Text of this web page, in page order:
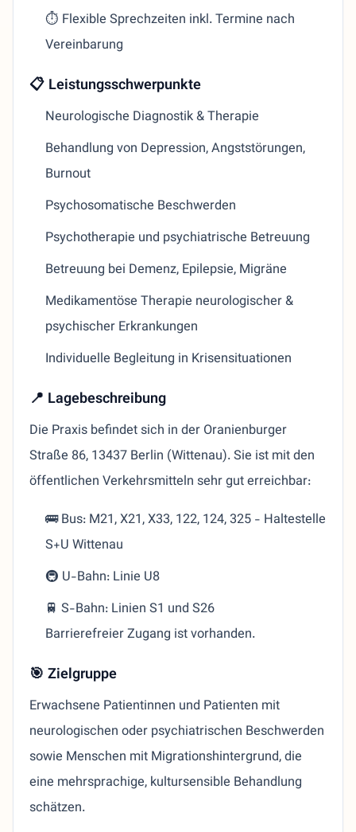
⏱️ Flexible Sprechzeiten inkl. Termine nach
Vereinbarung
📋 Leistungsschwerpunkte
Neurologische Diagnostik & Therapie
Behandlung von Depression, Angststörungen,
Burnout
Psychosomatische Beschwerden
Psychotherapie und psychiatrische Betreuung
Betreuung bei Demenz, Epilepsie, Migräne
Medikamentöse Therapie neurologischer &
psychischer Erkrankungen
Individuelle Begleitung in Krisensituationen
📍 Lagebeschreibung
Die Praxis befindet sich in der Oranienburger
Straße 86, 13437 Berlin (Wittenau). Sie ist mit den
öffentlichen Verkehrsmitteln sehr gut erreichbar:
🚌 Bus: M21, X21, X33, 122, 124, 325 - Haltestelle
S+U Wittenau
🚇 U-Bahn: Linie U8
🚆 S-Bahn: Linien S1 und S26
Barrierefreier Zugang ist vorhanden.
🎯 Zielgruppe
Erwachsene Patientinnen und Patienten mit
neurologischen oder psychiatrischen Beschwerden
sowie Menschen mit Migrationshintergrund, die
eine mehrsprachige, kultursensible Behandlung
schätzen.